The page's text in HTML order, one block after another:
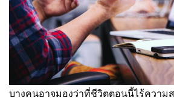
บางคนอาจมองว่าที่ชีวิตตอนนี้ไร้ความ